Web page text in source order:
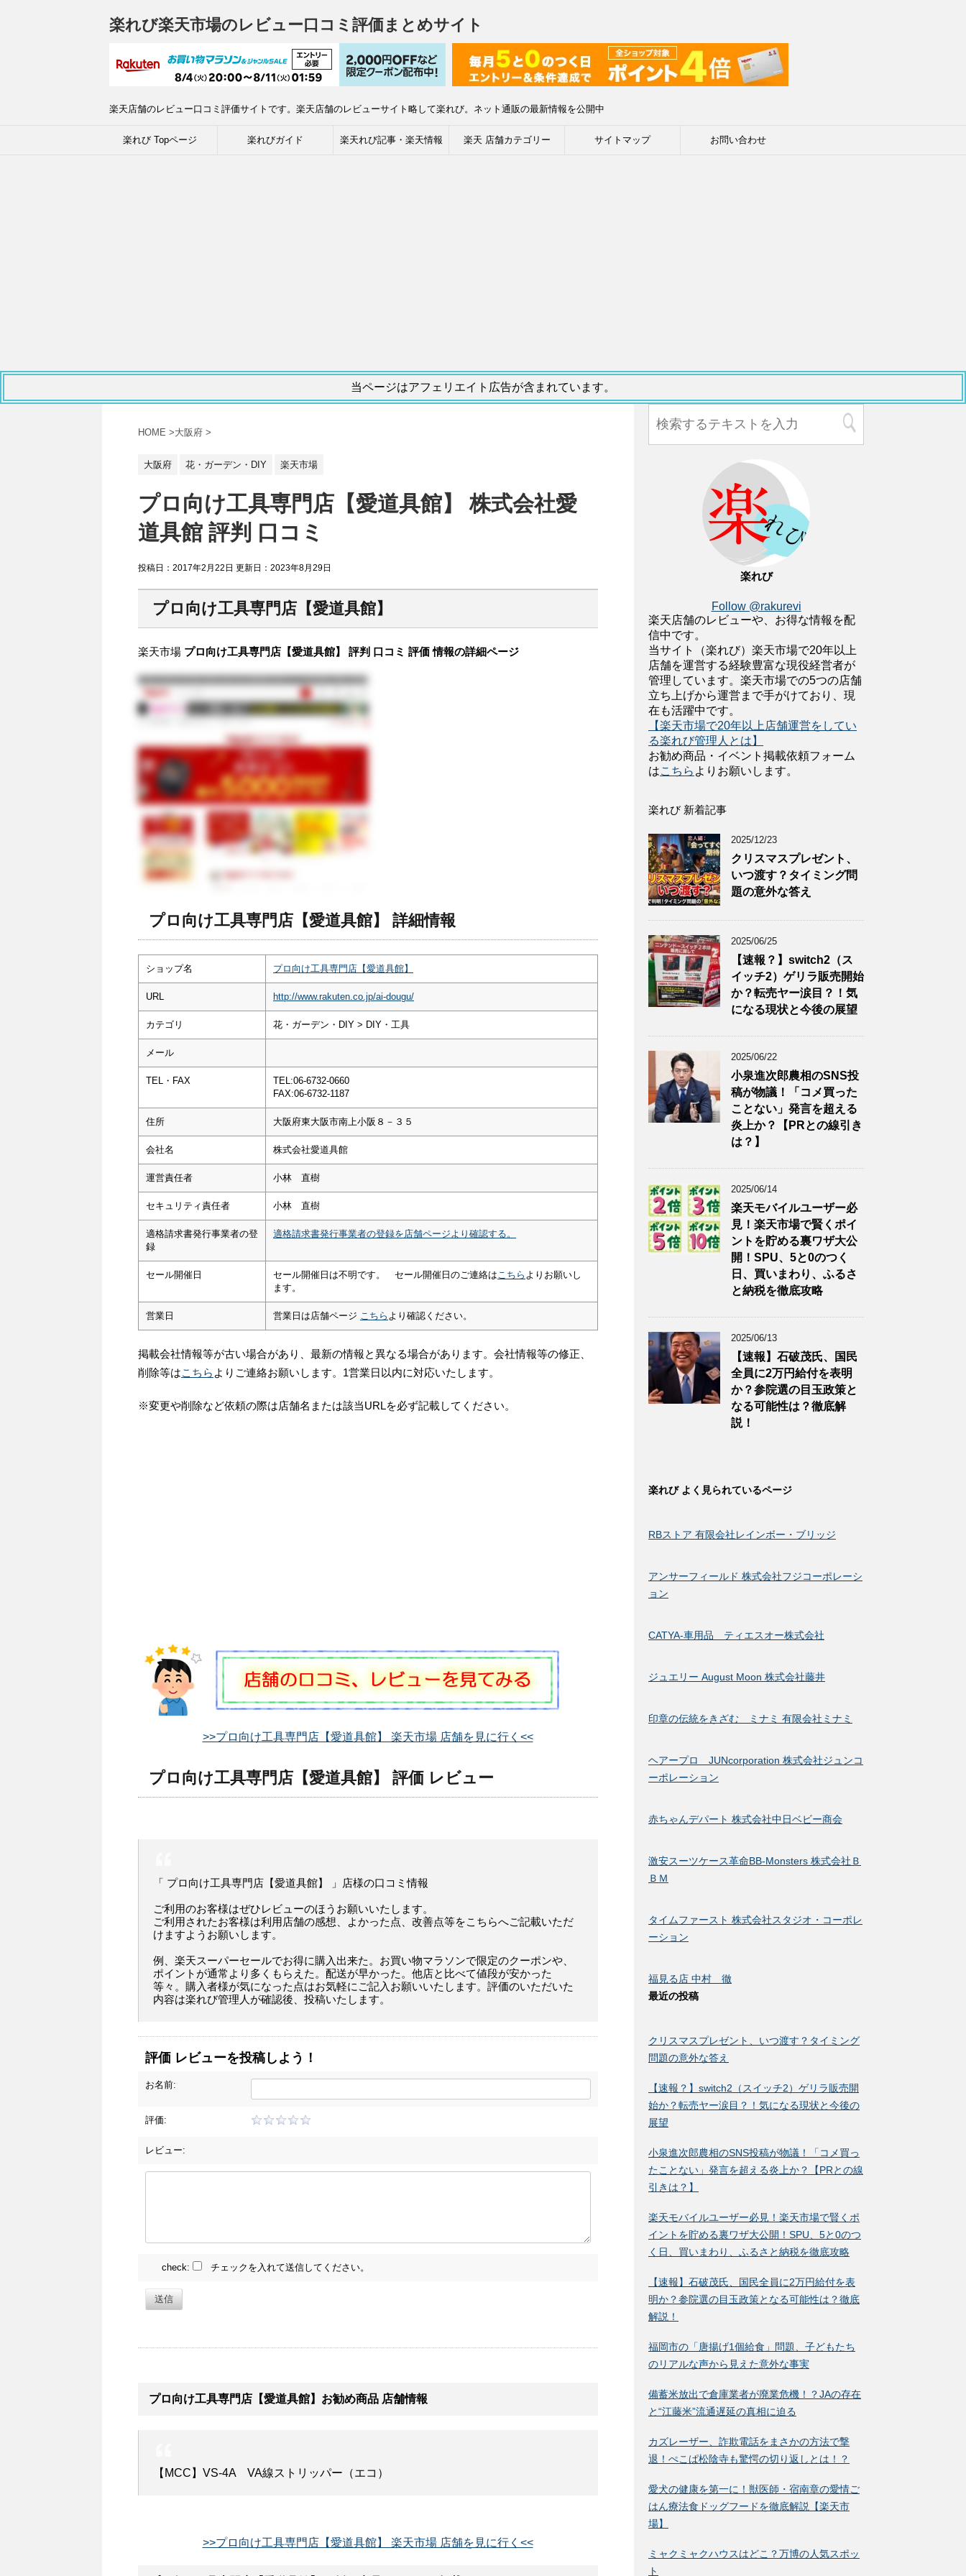
楽れび楽天市場のレビュー口コミ評価まとめサイト
楽天店舗のレビュー口コミ評価サイトです。楽天店舗のレビューサイト略して楽れび。ネット通販の最新情報を公開中
楽れび Topページ 楽れびガイド 楽天れび記事・楽天情報 楽天 店舗カテゴリー サイトマップ お問い合わせ
当ページはアフェリエイト広告が含まれています。
HOME >大阪府 >
大阪府 花・ガーデン・DIY 楽天市場
プロ向け工具専門店【愛道具館】 株式会社愛
道具館 評判 口コミ
投稿日：2017年2月22日 更新日： 2023年8月29日
プロ向け工具専門店【愛道具館】
楽天市場 プロ向け工具専門店【愛道具館】 評判 口コミ 評価 情報の詳細ページ
プロ向け工具専門店【愛道具館】 詳細情報
ショップ名 プロ向け工具専門店【愛道具館】
URL http://www.rakuten.co.jp/ai-dougu/
カテゴリ 花・ガーデン・DIY > DIY・工具
メール
TEL・FAX
TEL:06-6732-0660
FAX:06-6732-1187
住所 大阪府東大阪市南上小阪８－３５
会社名 株式会社愛道具館
運営責任者 小林 直樹
セキュリティ責任者 小林 直樹
適格請求書発行事業者の登
録
適格請求書発行事業者の登録を店舗ページより確認する。
セール開催日 セール開催日は不明です。 セール開催日のご連絡は こちら よりお願いし
ます。
営業日 営業日は店舗ページ こちら より確認ください。
掲載会社情報等が古い場合があり、最新の情報と異なる場合があります。会社情報等の修正、
削除等はこちら よりご連絡お願いします。1営業日以内に対応いたします。
※変更や削除など依頼の際は店舗名または該当URLを必ず記載してください。
>>プロ向け工具専門店【愛道具館】 楽天市場 店舗を見に行く<<
プロ向け工具専門店【愛道具館】 評価 レビュー
「 プロ向け工具専門店【愛道具館】 」店様の口コミ情報
ご利用のお客様はぜひレビューのほうお願いいたします。
ご利用されたお客様は利用店舗の感想、よかった点、改善点等をこちらへご記載いただ
けますようお願いします。
例、楽天スーパーセールでお得に購入出来た。お買い物マラソンで限定のクーポンや、
ポイントが通常より多くもらえた。配送が早かった。他店と比べて値段が安かった
等々。購入者様が気になった点はお気軽にご記入お願いいたします。評価のいただいた
内容は楽れび管理人が確認後、投稿いたします。
評価 レビューを投稿しよう！
お名前:
評価:
レビュー:
check: チェックを入れて送信してください。
送信
プロ向け工具専門店【愛道具館】お勧め商品 店舗情報
【MCC】VS-4A VA線ストリッパー（エコ）
>>プロ向け工具専門店【愛道具館】 楽天市場 店舗を見に行く<<
楽れび
Follow @rakurevi
楽天店舗のレビューや、お得な情報を配
信中です。
当サイト（楽れび）楽天市場で20年以上
店舗を運営する経験豊富な現役経営者が
管理しています。楽天市場での5つの店舗
立ち上げから運営まで手がけており、現
在も活躍中です。
【楽天市場で20年以上店舗運営をしてい
る楽れび管理人とは】
お勧め商品・イベント掲載依頼フォーム
はこちら よりお願いします。
楽れび 新着記事
2025/12/23
クリスマスプレゼント、
いつ渡す？タイミング問
題の意外な答え
2025/06/25
【速報？】switch2（ス
イッチ2）ゲリラ販売開始
か？転売ヤー涙目？！気
になる現状と今後の展望
2025/06/22
小泉進次郎農相のSNS投
稿が物議！「コメ買った
ことない」発言を超える
炎上か？【PRとの線引き
は？】
2025/06/14
楽天モバイルユーザー必
見！楽天市場で賢くポイ
ントを貯める裏ワザ大公
開！SPU、5と0のつく
日、買いまわり、ふるさ
と納税を徹底攻略
2025/06/13
【速報】石破茂氏、国民
全員に2万円給付を表明
か？参院選の目玉政策と
なる可能性は？徹底解
説！
楽れび よく見られているページ
RBストア 有限会社レインボー・ブリッジ
アンサーフィールド 株式会社フジコーポレーシ
ョン
CATYA-車用品 ティエスオー株式会社
ジュエリー August Moon 株式会社藤井
印章の伝統をきざむ ミナミ 有限会社ミナミ
ヘアープロ JUNcorporation 株式会社ジュンコ
ーポレーション
赤ちゃんデパート 株式会社中日ベビー商会
激安スーツケース革命BB-Monsters 株式会社Ｂ
ＢＭ
タイムファースト 株式会社スタジオ・コーポレ
ーション
福見る店 中村 徹
最近の投稿
クリスマスプレゼント、いつ渡す？タイミング
問題の意外な答え
【速報？】switch2（スイッチ2）ゲリラ販売開
始か？転売ヤー涙目？！気になる現状と今後の
展望
小泉進次郎農相のSNS投稿が物議！「コメ買っ
たことない」発言を超える炎上か？【PRとの線
引きは？】
楽天モバイルユーザー必見！楽天市場で賢くポ
イントを貯める裏ワザ大公開！SPU、5と0のつ
く日、買いまわり、ふるさと納税を徹底攻略
【速報】石破茂氏、国民全員に2万円給付を表
明か？参院選の目玉政策となる可能性は？徹底
解説！
福岡市の「唐揚げ1個給食」問題、子どもたち
のリアルな声から見えた意外な事実
備蓄米放出で倉庫業者が廃業危機！？JAの存在
と“江藤米”流通遅延の真相に迫る
カズレーザー、詐欺電話をまさかの方法で撃
退！ぺこぱ松陰寺も驚愕の切り返しとは！？
愛犬の健康を第一に！獣医師・宿南章の愛情ご
はん療法食ドッグフードを徹底解説【楽天市
場】
ミャクミャクハウスはどこ？万博の人気スポッ
ト